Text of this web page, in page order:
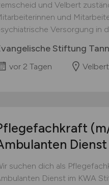
und Velbert
und
Versorgung in
Stiftung
vor 2 Tagen
Dienst
suchen dich als
Dienst im KWA